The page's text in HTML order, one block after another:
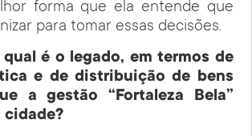
forma que ela entende que
para tomar essas decisões.
é o legado, em termos de
e de distribuição de bens
a gestão “Fortaleza Bela”
cidade?